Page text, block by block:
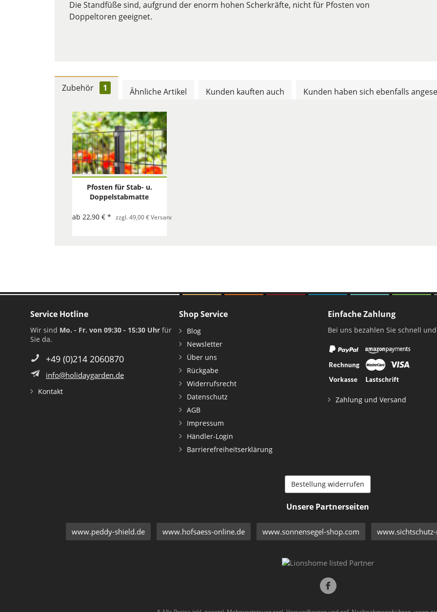
Die Standfüße sind, aufgrund der enorm hohen Scherkräfte, nicht für Pfosten von
Doppeltoren geeignet.
Zubehör 1 Ähnliche Artikel Kunden kauften auch Kunden haben sich ebenfalls
Pfosten für Stab- u.
Doppelstabmatte
ab 22,90 € * zzgl. 49,00 € Versand mit Spedition pro Bestellung
Service Hotline
Wir sind Mo. - Fr. von 09:30 - 15:30 Uhr für
Sie da.
+49 (0)214 2060870
info@holidaygarden.de
Kontakt
Shop Service
Blog
Newsletter
Über uns
Rückgabe
Widerrufsrecht
Datenschutz
AGB
Impressum
Händler-Login
Barrierefreiheitserklärung
Einfache Zahlung
Bei uns bezahlen Sie schnell
Zahlung und Versand
Bestellung widerrufen
Unsere Partnerseiten
www.peddy-shield.de www.hofsaess-online.de www.sonnensegel-shop.com